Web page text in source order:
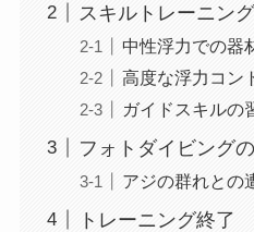
スキルトレーニン
中性浮力での器
高度な浮力コン
ガイドスキルの
フォトダイビング
アジの群れとの
トレーニング終了